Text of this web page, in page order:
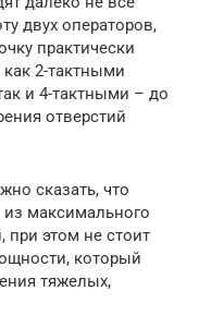
двух операторов,
практически
2-тактными
и 4-тактными – до
отверстий
сказать, что
из максимального
при этом не стоит
который
тяжелых,